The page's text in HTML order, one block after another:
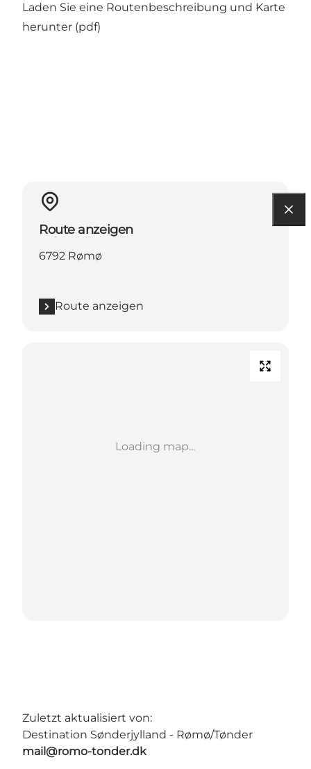
Laden Sie eine Routenbeschreibung und Karte
herunter (pdf)
Route anzeigen
6792 Rømø
Route anzeigen
Loading map...
Zuletzt aktualisiert von:
Destination Sønderjylland - Rømø/Tønder
mail@romo-tonder.dk